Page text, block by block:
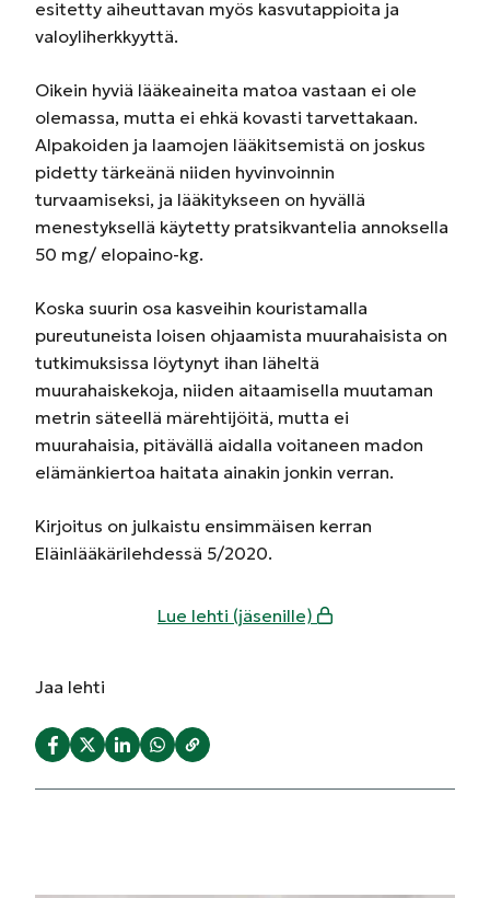
esitetty aiheuttavan myös kasvutappioita ja
valoyliherkkyyttä.
Oikein hyviä lääkeaineita matoa vastaan ei ole
olemassa, mutta ei ehkä kovasti tarvettakaan.
Alpakoiden ja laamojen lääkitsemistä on joskus
pidetty tärkeänä niiden hyvinvoinnin
turvaamiseksi, ja lääkitykseen on hyvällä
menestyksellä käytetty pratsikvantelia annoksella
50 mg/ elopaino-kg.
Koska suurin osa kasveihin kouristamalla
pureutuneista loisen ohjaamista muurahaisista on
tutkimuksissa löytynyt ihan läheltä
muurahaiskekoja, niiden aitaamisella muutaman
metrin säteellä märehtijöitä, mutta ei
muurahaisia, pitävällä aidalla voitaneen madon
elämänkiertoa haitata ainakin jonkin verran.
Kirjoitus on julkaistu ensimmäisen kerran
Eläinlääkärilehdessä 5/2020.
Lue lehti (jäsenille)
Jaa lehti